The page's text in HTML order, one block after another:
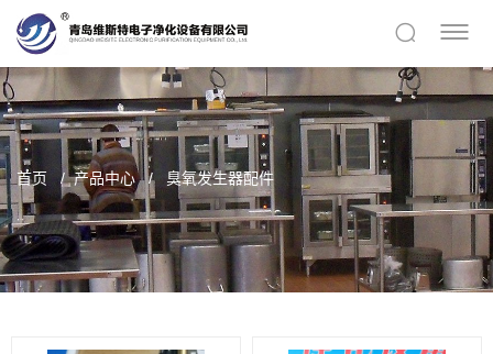
首页 产品中心 臭氧发生器配件